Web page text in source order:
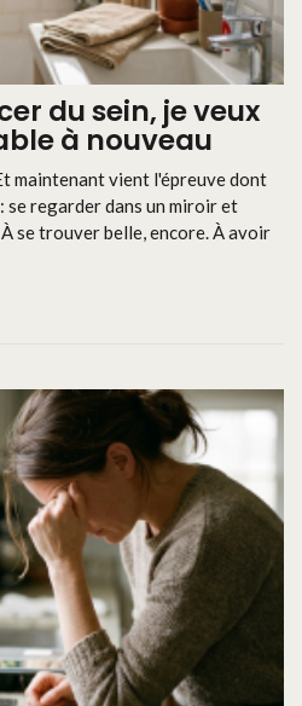
du sein, je veux
à nouveau
maintenant vient l'épreuve dont
se regarder dans un miroir et
se trouver belle, encore. À avoir